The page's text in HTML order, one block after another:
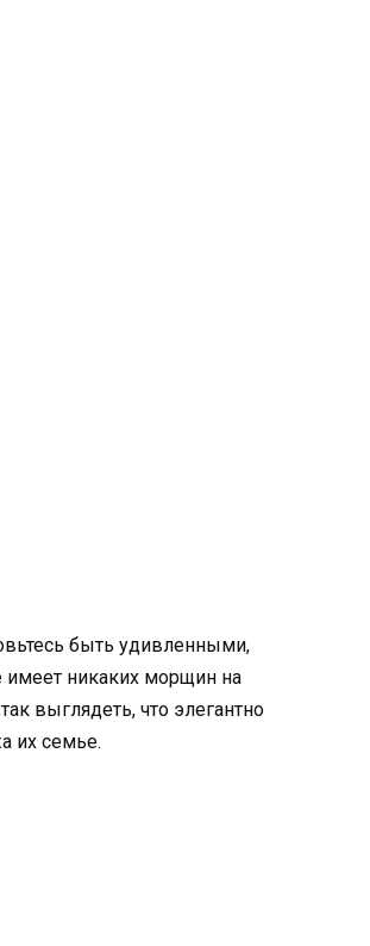
быть удивленными,
имеет никаких морщин на
выглядеть, что элегантно
их семье.